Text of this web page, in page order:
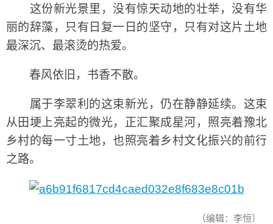
这份新光景里，没有惊天动地的壮举，没有华
丽的辞藻，只有日复一日的坚守，只有对这片土地
最深沉、最滚烫的热爱。
春风依旧，书香不散。
属于李翠利的这束新光，仍在静静延续。这束
从田埂上亮起的微光，正汇聚成星河，照亮着豫北
乡村的每一寸土地，也照亮着乡村文化振兴的前行
之路。
（编辑：李恒）